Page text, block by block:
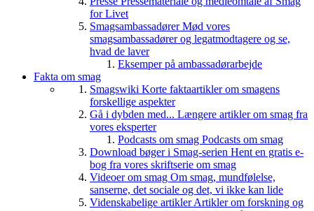
for Livet
SmagsambassadørerMød vores
smagsambassadører og legatmodtagere og se,
hvad de laver
Eksemper på ambassadørarbejde
Fakta om smag
Smagswiki Korte faktaartikler om smagens
forskellige aspekter
Gå i dybden med... Længere artikler om smag fra
vores eksperter
Podcasts om smag Podcasts om smag
Download bøger i Smag-serien Hent en gratis e-
bog fra vores skriftserie om smag
Videoer om smag Om smag, mundfølelse,
sanserne, det sociale og det, vi ikke kan lide
Videnskabelige artiklerArtikler om forskning og